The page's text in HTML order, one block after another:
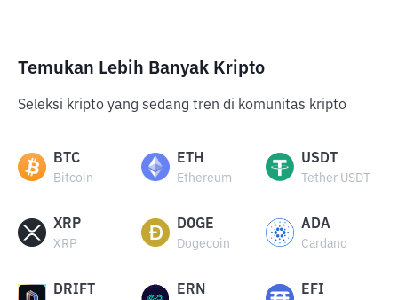
Temukan Lebih Banyak Kripto
Seleksi kripto yang sedang tren di komunitas kripto
BTC
Bitcoin
ETH
Ethereum
USDT
Tether USDT
XRP
XRP
DOGE
Dogecoin
ADA
Cardano
DRIFT ERN EFI